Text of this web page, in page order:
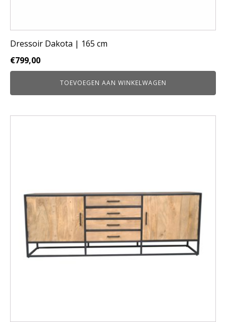
Dressoir Dakota | 165 cm
€799,00
TOEVOEGEN AAN WINKELWAGEN